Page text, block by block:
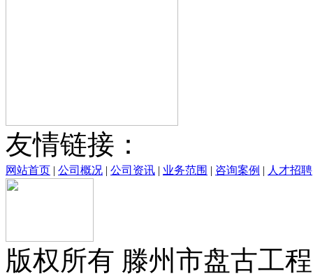
友情链接：
网站首页 | 公司概况 | 公司资讯 | 业务范围 | 咨询案例 | 人才招聘
版权所有 滕州市盘古工